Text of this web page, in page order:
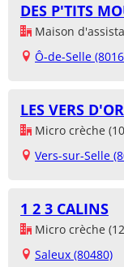
DES P'TITS
Maison
Ô-de-Selle
LES VERS D'OR
Micro crèche
Vers-sur-Selle
1 2 3 CALINS
Micro crèche
Saleux (80480)